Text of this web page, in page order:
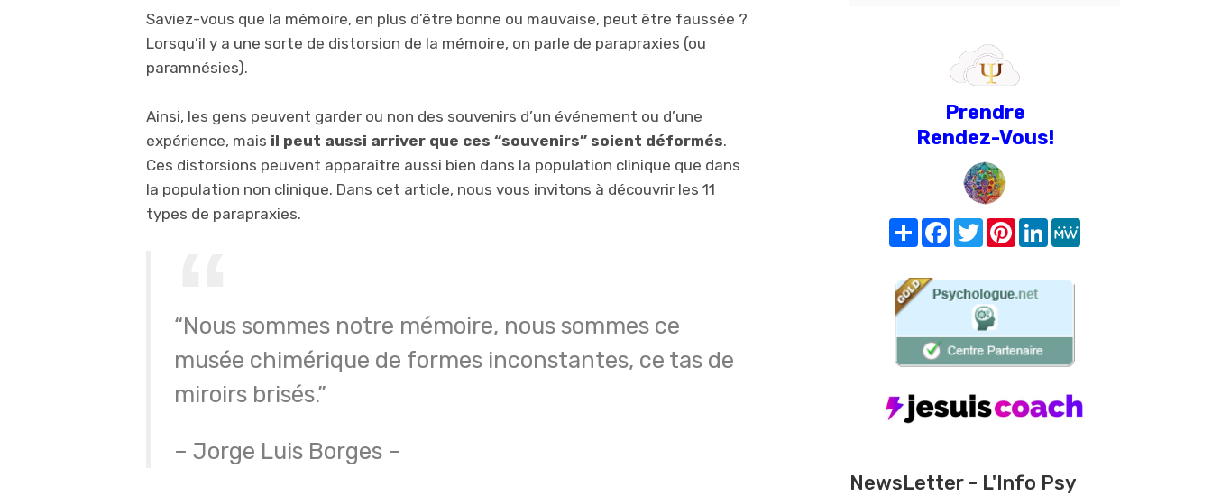
Saviez-vous que la mémoire, en plus d’être bonne ou mauvaise, peut être faussée ?
Lorsqu’il y a une sorte de distorsion de la mémoire, on parle de parapraxies (ou
paramnésies).
Ainsi, les gens peuvent garder ou non des souvenirs d’un événement ou d’une
expérience, mais il peut aussi arriver que ces “souvenirs” soient déformés.
Ces distorsions peuvent apparaître aussi bien dans la population clinique que dans
la population non clinique. Dans cet article, nous vous invitons à découvrir les 11
types de parapraxies.
“Nous sommes notre mémoire, nous sommes ce
musée chimérique de formes inconstantes, ce tas de
miroirs brisés.”
– Jorge Luis Borges –
Prendre
Rendez-Vous!
Share FacebookTwitterPinterest
LinkedIn
NewsLetter - L'Info Psy